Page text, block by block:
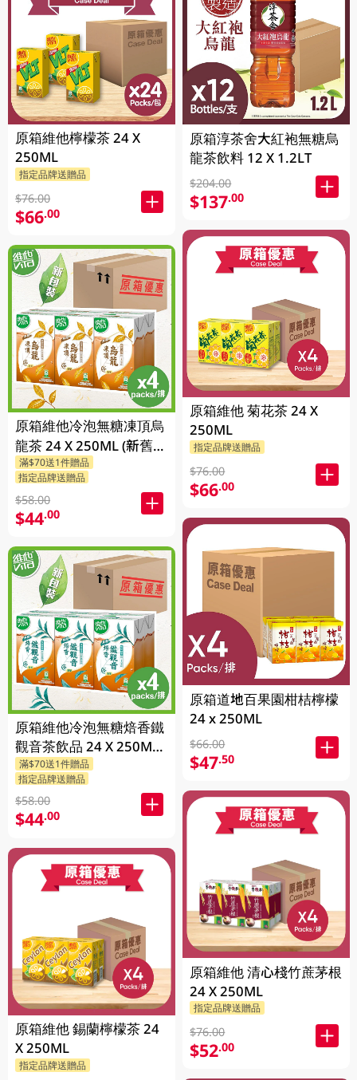
原箱維他檸檬茶 24 X
250ML
指定品牌送贈品
$76.00
$66.00
原箱維他冷泡無糖凍頂烏
龍茶 24 X 250ML (新舊包
裝隨機發貨)
滿$70送1件贈品
指定品牌送贈品
$58.00
$44.00
原箱維他冷泡無糖焙香鐵
觀音茶飲品 24 X 250ML
(新舊包裝隨機發貨)
滿$70送1件贈品
指定品牌送贈品
$58.00
$44.00
原箱維他 錫蘭檸檬茶 24
X 250ML
指定品牌送贈品
原箱淳茶舍大紅袍無糖烏
龍茶飲料 12 X 1.2LT
$204.00
$137.00
原箱維他 菊花茶 24 X
250ML
指定品牌送贈品
$76.00
$66.00
原箱道地百果園柑桔檸檬
24 x 250ML
$66.00
$47.50
原箱維他 清心棧竹蔗茅根
24 X 250ML
指定品牌送贈品
$76.00
$52.00